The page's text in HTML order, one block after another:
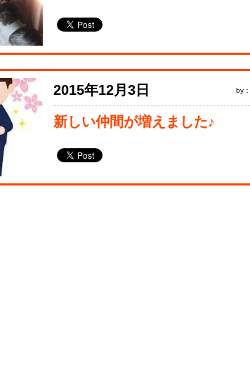
2015年12月3日 by：
新しい仲間が増えました♪